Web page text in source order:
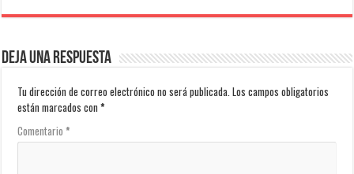
Deja una respuesta
Tu dirección de correo electrónico no será publicada. Los campos obligatorios
están marcados con*
Comentario*